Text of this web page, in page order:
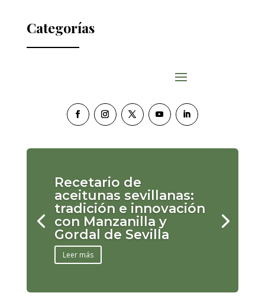
Categorías
Recetario de
aceitunas sevillanas:
tradición e innovación
con Manzanilla y
Gordal de Sevilla
Leer más